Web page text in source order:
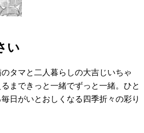
い
タマと二人暮らしの大吉じいちゃ
まできっと一緒でずっと一緒。ひと
日がいとおしくなる四季折々の彩り